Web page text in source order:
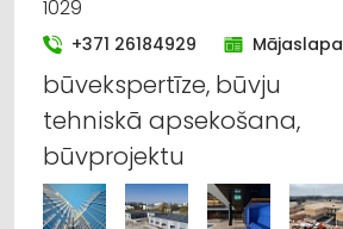
1029
+371 26184929 Mājaslapa
būvekspertīze, būvju
tehniskā apsekošana,
būvprojektu